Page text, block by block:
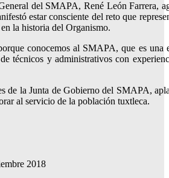
del SMAPA, René León Farrera,
estar consciente del reto que
la historia del Organismo.
conocemos al SMAPA, que es
técnicos y administrativos con
de la Junta de Gobierno del SMAPA,
al servicio de la población tuxtleca.
2018